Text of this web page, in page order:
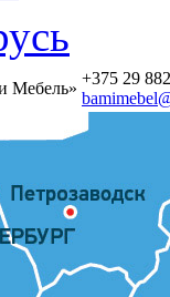
Мебель»
+375 29